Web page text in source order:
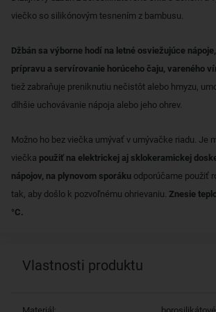
viečko so silikónovým tesnením z bambusu.
Džbán sa výborne hodí na letné osviežujúce
prípravu a servírovanie horúceho čaju, vareného
tiež zabraňuje preniknutiu nečistôt alebo hmyzu,
dlhšie uchovávanie nápoja alebo jeho ohrev.
Možno ho bez viečka umývať v umývačke riadu. Je
viečka použiť na elektrickej aj sklokeramickej
nápojov, na plynovom sporáku odporúčame použiť
tak, aby došlo k pozvoľnému ohrievaniu. Znesie
°C.
Vlastnosti produktu